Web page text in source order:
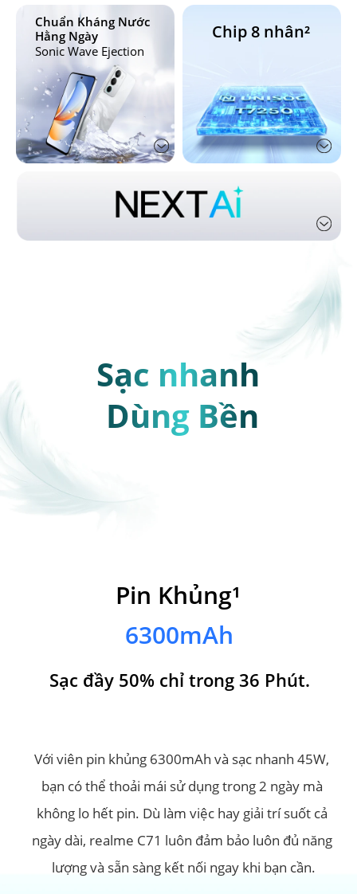
Chuẩn Kháng Nước
Hằng Ngày
Sonic Wave Ejection
Chip 8 nhân²
Sạc nhanh
Dùng Bền
6300mAh
Pin Khủng¹
Với viên pin khủng 6300mAh và sạc nhanh 45W,
bạn có thể thoải mái sử dụng trong 2 ngày mà
không lo hết pin. Dù làm việc hay giải trí suốt cả
ngày dài, realme C71 luôn đảm bảo luôn đủ năng
lượng và sẵn sàng kết nối ngay khi bạn cần.
Hơn 9 Giờ Chơi Game Sau Khi Sạc
6300mAh
Pin Khủng¹
Với viên pin khủng 6300mAh và sạc nhanh 45W,
bạn có thể thoải mái sử dụng trong 2 ngày mà
không lo hết pin. Dù làm việc hay giải trí suốt cả
ngày dài, realme C71 luôn đảm bảo luôn đủ năng
lượng và sẵn sàng kết nối ngay khi bạn cần.
Sạc đầy 50% chỉ trong 36 Phút.